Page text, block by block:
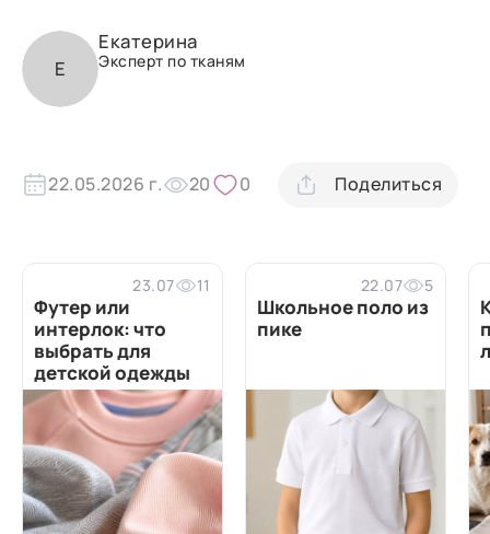
Е
Екатерина
Эксперт по тканям
22.05.2026 г. 20 0 Поделиться
23.07 11
Футер или
интерлок: что
выбрать для
детской одежды
22.07 5
Школьное поло из
пике